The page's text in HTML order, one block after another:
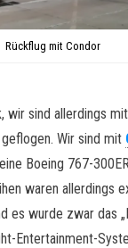
Rückflug mit Condor
wir sind allerdings
Wir sind mit
Boeing 767-
waren allerdings
es wurde zwar das
Entertainment-